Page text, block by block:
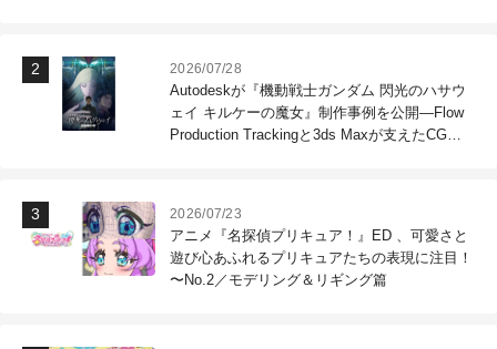
2026/07/28
Autodeskが『機動戦士ガンダム 閃光のハサウ
ェイ キルケーの魔女』制作事例を公開―Flow
Production Trackingと3ds Maxが支えたCG制
2026/07/23
アニメ『名探偵プリキュア！』ED 、可愛さと
遊び心あふれるプリキュアたちの表現に注目！
〜No.2／モデリング＆リギング篇